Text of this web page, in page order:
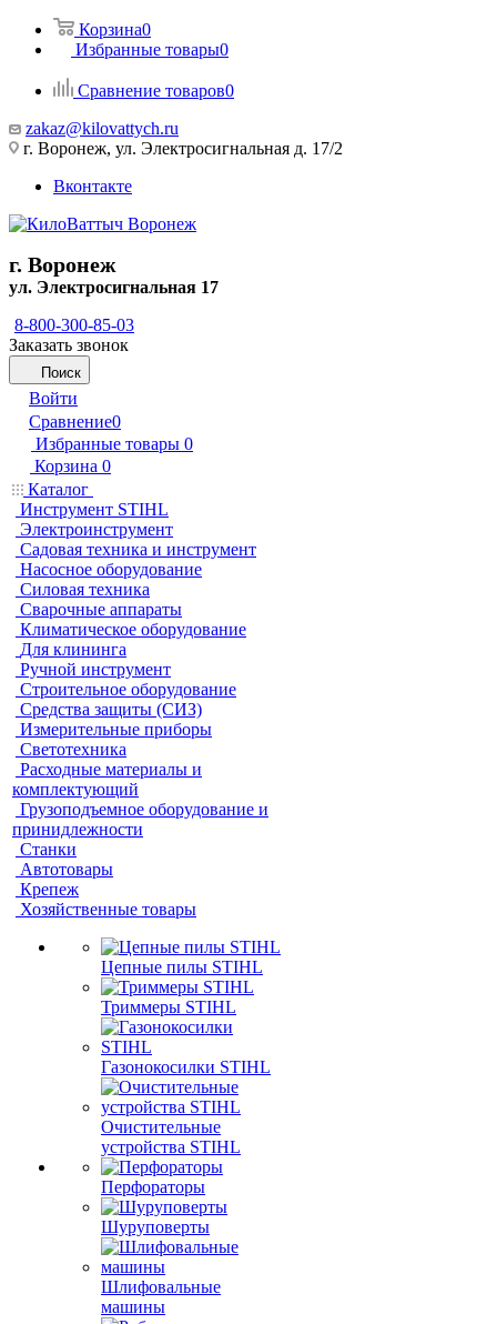
Корзина0
Избранные товары0
Сравнение товаров0
zakaz@kilovattych.ru
г. Воронеж, ул. Электросигнальная д. 17/2
Вконтакте
г. Воронеж
ул. Электросигнальная 17
8-800-300-85-03
Заказать звонок
Поиск
Войти
Сравнение0
Избранные товары 0
Корзина 0
Каталог
Инструмент STIHL
Электроинструмент
Садовая техника и инструмент
Насосное оборудование
Силовая техника
Сварочные аппараты
Климатическое оборудование
Для клининга
Ручной инструмент
Строительное оборудование
Средства защиты (СИЗ)
Измерительные приборы
Светотехника
Расходные материалы и
комплектующий
Грузоподъемное оборудование и
принидлежности
Станки
Автотовары
Крепеж
Хозяйственные товары
Цепные пилы STIHL
Триммеры STIHL
Газонокосилки STIHL
Очистительные
устройства STIHL
Перфораторы
Шуруповерты
Шлифовальные
машины